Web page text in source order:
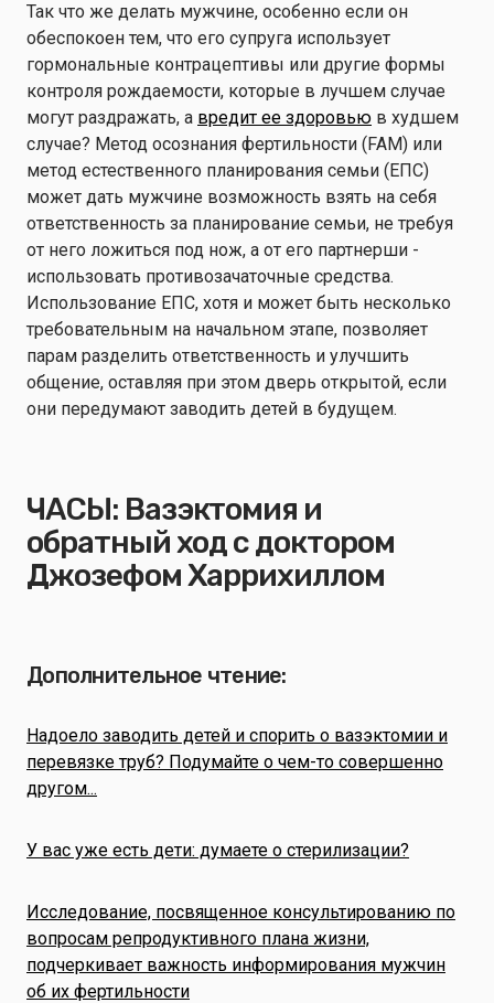
Так что же делать мужчине, особенно если он
обеспокоен тем, что его супруга использует
гормональные контрацептивы или другие формы
контроля рождаемости, которые в лучшем случае
могут раздражать, а вредит ее здоровью в худшем
случае? Метод осознания фертильности (FAM) или
метод естественного планирования семьи (ЕПС)
может дать мужчине возможность взять на себя
ответственность за планирование семьи, не требуя
от него ложиться под нож, а от его партнерши -
использовать противозачаточные средства.
Использование ЕПС, хотя и может быть несколько
требовательным на начальном этапе, позволяет
парам разделить ответственность и улучшить
общение, оставляя при этом дверь открытой, если
они передумают заводить детей в будущем.
ЧАСЫ: Вазэктомия и
обратный ход с доктором
Джозефом Харрихиллом
Дополнительное чтение:
Надоело заводить детей и спорить о вазэктомии и
перевязке труб? Подумайте о чем-то совершенно
другом...
У вас уже есть дети: думаете о стерилизации?
Исследование, посвященное консультированию по
вопросам репродуктивного плана жизни,
подчеркивает важность информирования мужчин
об их фертильности